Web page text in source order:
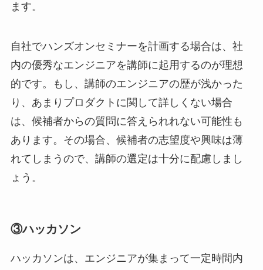
ます。
自社でハンズオンセミナーを計画する場合は、社
内の優秀なエンジニアを講師に起用するのが理想
的です。もし、講師のエンジニアの歴が浅かった
り、あまりプロダクトに関して詳しくない場合
は、候補者からの質問に答えられれない可能性も
あります。その場合、候補者の志望度や興味は薄
れてしまうので、講師の選定は十分に配慮しまし
ょう。
③ハッカソン
ハッカソンは、エンジニアが集まって一定時間内